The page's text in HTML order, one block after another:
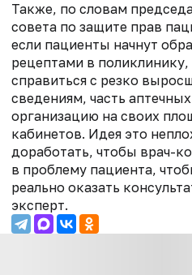
Также, по словам
совета по защите прав
если пациенты начнут
рецептами в
справиться с резко
сведениям, часть
организацию на своих
кабинетов. Идея это
доработать, чтобы врач-
в проблему пациента,
реально оказать
эксперт.